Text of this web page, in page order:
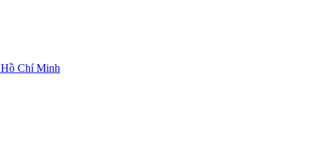
Hồ Chí Minh